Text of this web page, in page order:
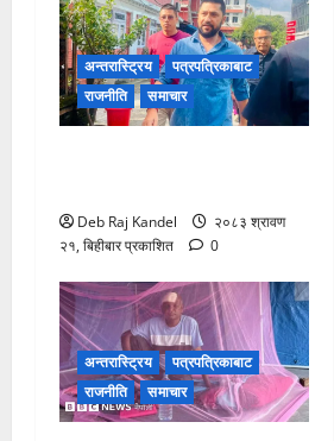
अन्तरास्ट्रिय
पत्रपत्रिकाबाट
राजनीति
समाचार
Deb Raj Kandel
२०८३ श्रावण
२१, बिहीबार प्रकाशित
0
अन्तरास्ट्रिय
पत्रपत्रिकाबाट
राजनीति
समाचार